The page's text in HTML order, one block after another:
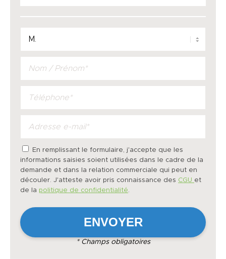
En remplissant le formulaire, j'accepte que les
informations saisies soient utilisées dans le cadre de la
demande et dans la relation commerciale qui peut en
découler. J'atteste avoir pris connaissance des CGU et
de la politique de confidentialité.
* Champs obligatoires